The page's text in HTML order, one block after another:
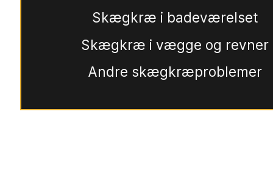
Skægkræ i badeværelset
Skægkræ i vægge og revner
Andre skægkræproblemer